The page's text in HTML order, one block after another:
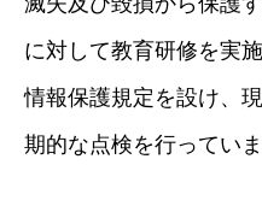
に対して教育研修を実
情報保護規定を設け、
期的な点検を行っていま